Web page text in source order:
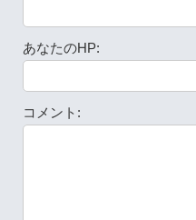
あなたのHP:
コメント: